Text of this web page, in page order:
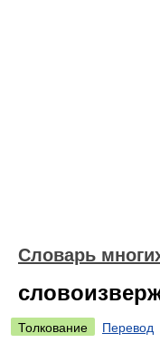
Словарь
Толкование
Перевод